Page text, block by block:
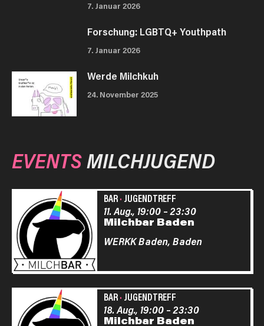
7. Januar 2026
Forschung: LGBTQ+ Youthpath
7. Januar 2026
Werde Milchkuh
24. November 2025
EVENTSMILCHJUGEND
BAR· JUGENDTREFF
Milchbar Baden
11. Aug., 19:00–23:30
WERKK Baden, Baden
BAR· JUGENDTREFF
Milchbar Baden
18. Aug., 19:00–23:30